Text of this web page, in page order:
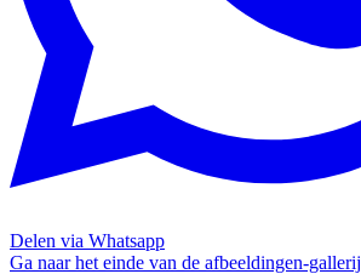
Delen via Whatsapp
Ga naar het einde van de afbeeldingen-gallerij